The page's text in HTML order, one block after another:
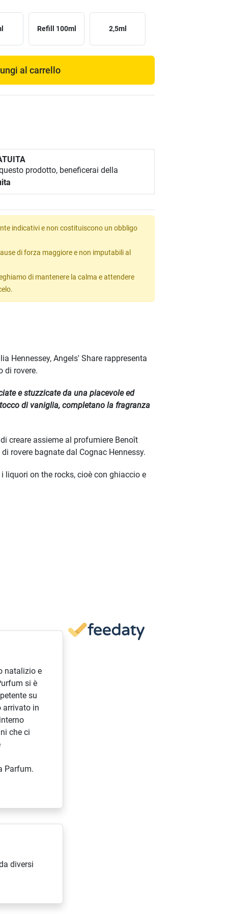
Refill 100ml 2,5ml
al carrello
prodotto, beneficerai della
indicativi e non costituiscono un obbligo
di forza maggiore e non imputabili al
di mantenere la calma e attendere
Hennessey, Angels' Share rappresenta
di rovere.
e stuzzicate da una piacevole ed
di vaniglia, completano la fragranza
creare assieme al profumiere Benoît
rovere bagnate dal Cognac Hennessy.
liquori on the rocks, cioè con ghiaccio e
natalizio e
si è
su
arrivato in
che ci
Parfum.
diversi